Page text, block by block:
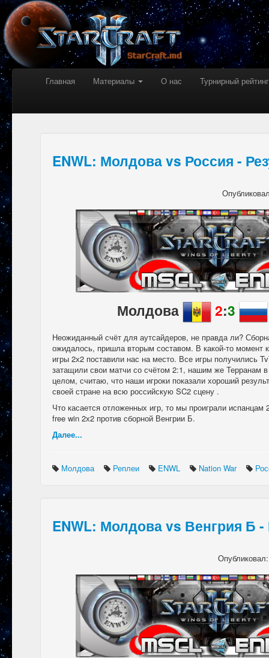
Главная Материалы О нас Турнирный рейтинг
ENWL: Молдова vs Россия -
Молдова 2:3
Неожиданный счёт для аутсайдеров, не правда ли?
ожидалось, пришла вторым составом. В какой-то момент
игры 2х2 поставили нас на место. Все игры получились
затащили свои матчи со счётом 2:1, нашим же Терранам
целом, считаю, что наши игроки показали хороший
своей стране на всю российскую SC2 сцену .
Что касается отложенных игр, то мы проиграли испанцам
free win 2х2 против сборной Венгрии Б.
Далее...
Молдова Реплеи ENWL Nation War
ENWL: Молдова vs Венгрия Б -